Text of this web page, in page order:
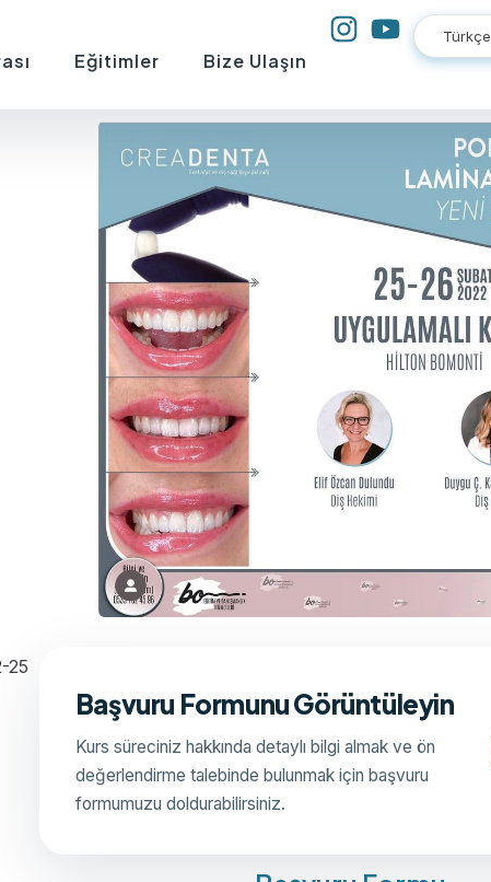
Eğitimler Bize Ulaşın
Türkçe
Başvuru Formunu Görüntüleyin
Kurs süreciniz hakkında detaylı bilgi almak ve ön
değerlendirme talebinde bulunmak için başvuru
formumuzu doldurabilirsiniz.
25